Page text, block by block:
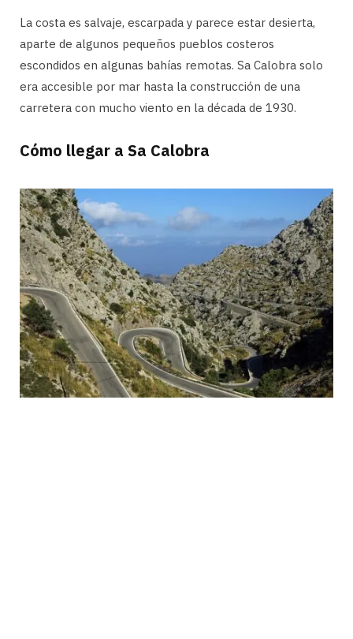
La costa es salvaje, escarpada y parece estar desierta,
aparte de algunos pequeños pueblos costeros
escondidos en algunas bahías remotas. Sa Calobra solo
era accesible por mar hasta la construcción de una
carretera con mucho viento en la década de 1930.
Cómo llegar a Sa Calobra